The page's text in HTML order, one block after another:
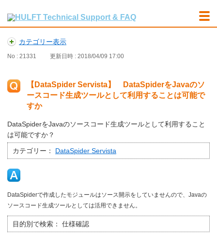
カテゴリー表示
No : 21331 更新日時 : 2018/04/09 17:00
【DataSpider Servista】 DataSpiderをJavaのソ
ースコード生成ツールとして利用することは可能で
すか
DataSpiderをJavaのソースコード生成ツールとして利用すること
は可能ですか？
カテゴリー： DataSpider Servista
DataSpiderで作成したモジュールはソース開示をしていませんので、Javaの
ソースコード生成ツールとしては活用できません。
目的別で検索： 仕様確認